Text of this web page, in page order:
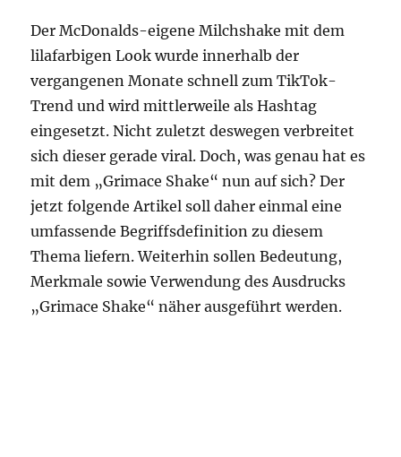
Der McDonalds-eigene Milchshake mit dem
lilafarbigen Look wurde innerhalb der
vergangenen Monate schnell zum TikTok-
Trend und wird mittlerweile als Hashtag
eingesetzt. Nicht zuletzt deswegen verbreitet
sich dieser gerade viral. Doch, was genau hat es
mit dem „Grimace Shake“ nun auf sich? Der
jetzt folgende Artikel soll daher einmal eine
umfassende Begriffsdefinition zu diesem
Thema liefern. Weiterhin sollen Bedeutung,
Merkmale sowie Verwendung des Ausdrucks
„Grimace Shake“ näher ausgeführt werden.